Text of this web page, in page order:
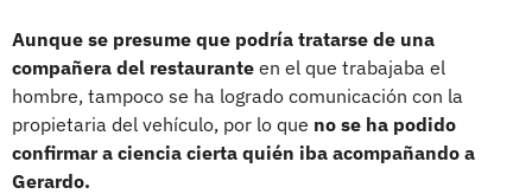
Aunque se presume que podría tratarse de una
compañera del restaurante en el que trabajaba el
hombre, tampoco se ha logrado comunicación con la
propietaria del vehículo, por lo que no se ha podido
confirmar a ciencia cierta quién iba acompañando a
Gerardo.